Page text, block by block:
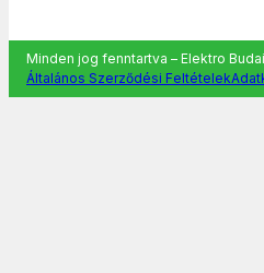
Minden jog fenntartva – Elektro
Általános Szerződési Feltételek